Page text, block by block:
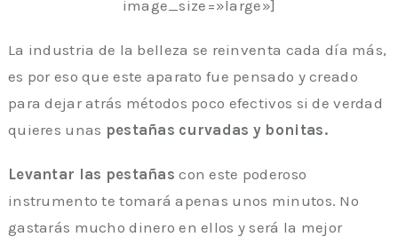
image_size=»large»]
La industria de la belleza se reinventa cada día más,
es por eso que este aparato fue pensado y creado
para dejar atrás métodos poco efectivos si de verdad
quieres unas pestañas curvadas y bonitas.
Levantar las pestañascon este poderoso
instrumento te tomará apenas unos minutos. No
gastarás mucho dinero en ellos y será la mejor